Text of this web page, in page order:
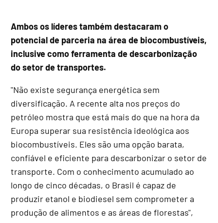
Ambos os líderes também destacaram o
potencial de parceria na área de biocombustíveis,
inclusive como ferramenta de descarbonização
do setor de transportes.
"Não existe segurança energética sem
diversificação. A recente alta nos preços do
petróleo mostra que está mais do que na hora da
Europa superar sua resistência ideológica aos
biocombustíveis. Eles são uma opção barata,
confiável e eficiente para descarbonizar o setor de
transporte. Com o conhecimento acumulado ao
longo de cinco décadas, o Brasil é capaz de
produzir etanol e biodiesel sem comprometer a
produção de alimentos e as áreas de florestas",